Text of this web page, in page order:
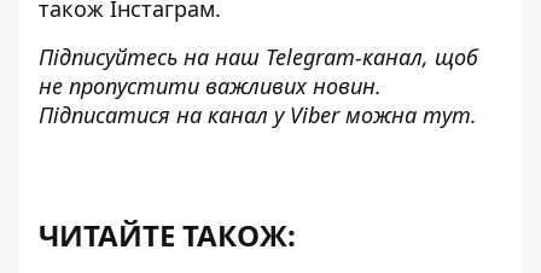
також Інстаграм.
Підписуйтесь на наш Telegram-канал, щоб
не пропустити важливих новин.
Підписатися на канал у Viber можна тут.
ЧИТАЙТЕ ТАКОЖ: